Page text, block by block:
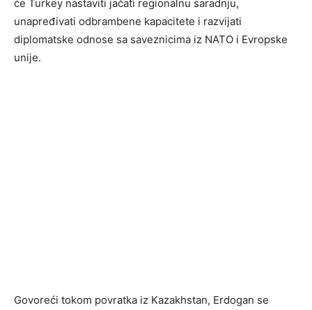
će Turkey nastaviti jačati regionalnu saradnju,
unapređivati odbrambene kapacitete i razvijati
diplomatske odnose sa saveznicima iz NATO i Evropske
unije.
Govoreći tokom povratka iz Kazakhstan, Erdogan se